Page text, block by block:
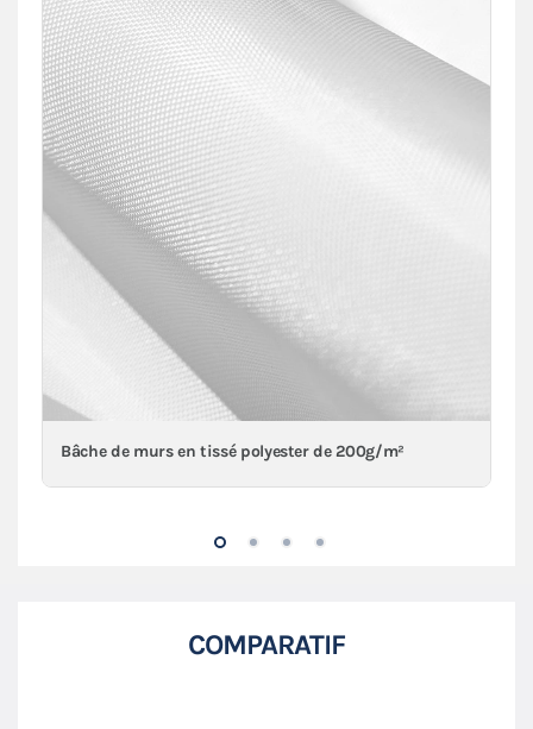
Bâche de murs en tissé polyester de 200g/m²
COMPARATIF